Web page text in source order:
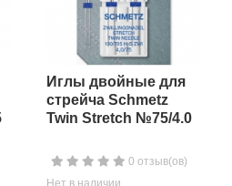
Иглы двойные для
стрейча Schmetz
Twin Stretch №75/4.0
0 отзыв(ов)
Нет в наличии